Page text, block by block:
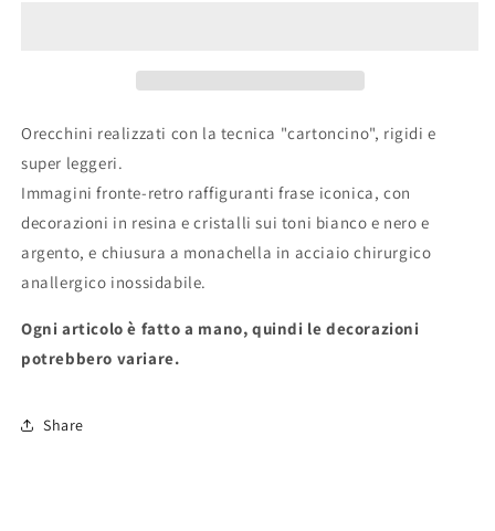
Orecchini realizzati con la tecnica "cartoncino", rigidi e
super leggeri.
Immagini fronte-retro raffiguranti frase iconica, con
decorazioni in resina e cristalli sui toni bianco e nero e
argento, e chiusura a monachella in acciaio chirurgico
anallergico inossidabile.
Ogni articolo è fatto a mano, quindi le decorazioni
potrebbero variare.
Share